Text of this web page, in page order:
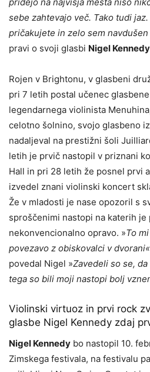
sebe zahtevajo več. Tako tudi
pričakujete in zelo sem
pravi o svoji glasbi Nigel Kennedy
Rojen v Brightonu, v glasbeni
pri 7 letih postal učenec
legendarnega violinista
celotno šolnino, svojo glasbeno
nadaljeval na prestižni šoli
letih je prvič nastopil v priznani
Hall in pri 28 letih že posnel prvi
izvedel znani violinski koncert
Že v mladosti je nase opozoril s
sproščenimi nastopi na katerih je
nekonvencionalno opravo. »To
povezavo z obiskovalci v dvorani«
povedal Nigel »Zavedeli so se,
tega so bili moji nastopi bolj
Violinski virtuoz in prvi rock
glasbe Nigel Kennedy zdaj
Nigel Kennedy bo nastopil 10.
Zimskega festivala, na festivalu